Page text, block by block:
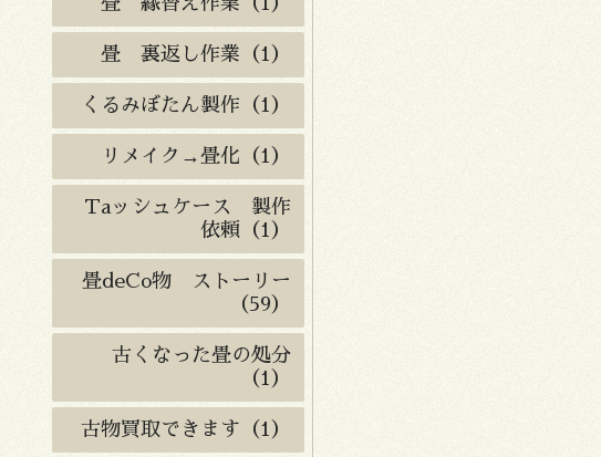
畳 裏返し作業（1）
くるみぼたん製作（1）
リメイク→畳化（1）
Taッシュケース 製作
依頼（1）
畳deCo物 ストーリー
（59）
古くなった畳の処分
（1）
古物買取できます（1）